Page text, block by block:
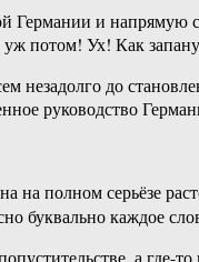
Германии и напрямую
потом! Ух! Как
незадолго до
руководство
на полном серьёзе
буквально каждое